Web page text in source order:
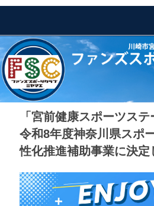
「宮前健康スポーツス
令和8年度神奈川県スポ
性化推進補助事業に決定